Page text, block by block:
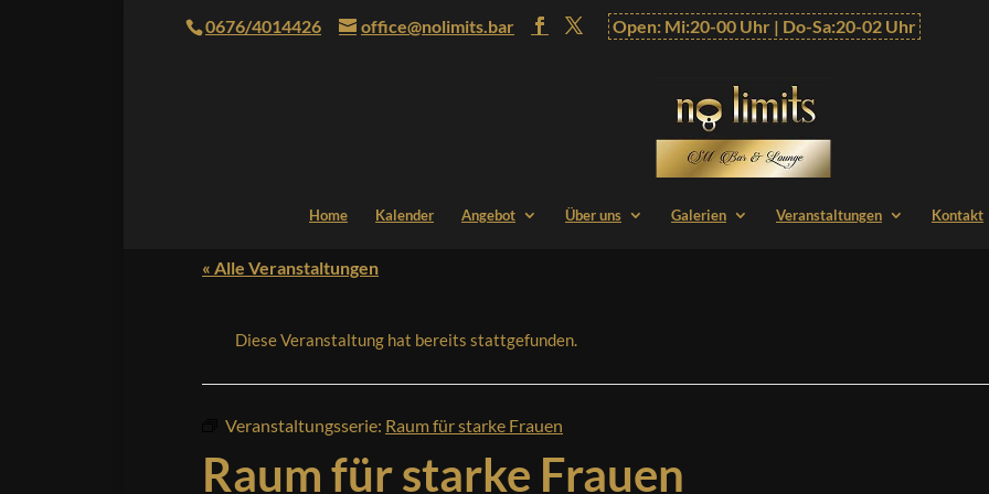
0676/4014426 office@nolimits.bar Open: Mi:20-00 Uhr | Do-Sa:20-02 Uhr
Home Kalender Angebot Über uns Galerien Veranstaltungen Kontakt
« Alle Veranstaltungen
Diese Veranstaltung hat bereits stattgefunden.
Veranstaltungsserie: Raum für starke Frauen
Raum für starke Frauen